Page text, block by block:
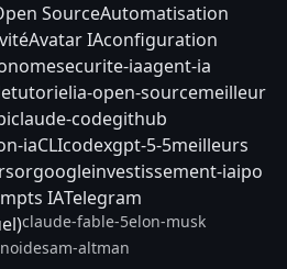
SourceAutomatisation
Avatar IAconfiguration
securite-iaagent-ia
tutorielia-open-sourcemeilleur
claude-codegithub
iaCLIcodexgpt-5-5meilleurs
googleinvestissement-iaipo
IATelegram
claude-fable-5elon-musk
sam-altman